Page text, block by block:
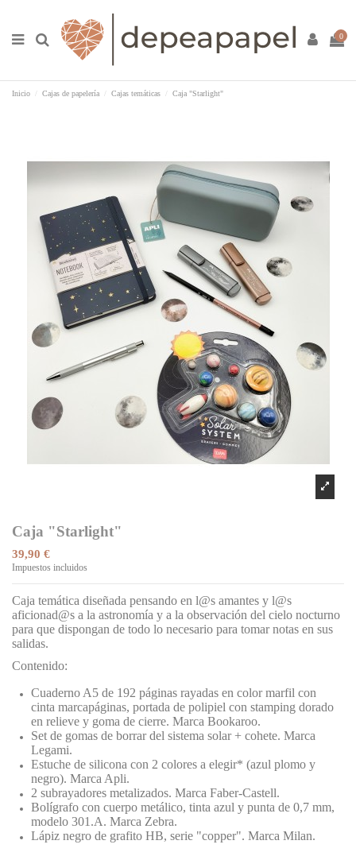
0
Inicio Cajas de papelería Cajas temáticas Caja "Starlight"
Caja "Starlight"
39,90 €
Impuestos incluidos
Caja temática diseñada pensando en l@s amantes y l@s
aficionad@s a la astronomía y a la observación del cielo nocturno
para que dispongan de todo lo necesario para tomar notas en sus
salidas.
Contenido:
Cuaderno A5 de 192 páginas rayadas en color marfil con
cinta marcapáginas, portada de polipiel con stamping dorado
en relieve y goma de cierre. Marca Bookaroo.
Set de gomas de borrar del sistema solar + cohete. Marca
Legami.
Estuche de silicona con 2 colores a elegir* (azul plomo y
negro). Marca Apli.
2 subrayadores metalizados. Marca Faber-Castell.
Bolígrafo con cuerpo metálico, tinta azul y punta de 0,7 mm,
modelo 301.A. Marca Zebra.
Lápiz negro de grafito HB, serie "copper". Marca Milan.